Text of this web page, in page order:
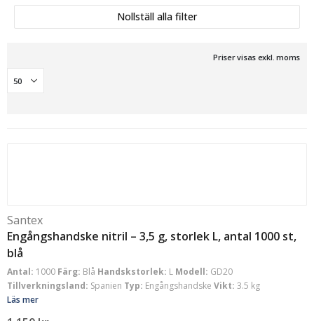
Nollställ alla filter
Priser visas exkl. moms
Santex
Engångshandske nitril – 3,5 g, storlek L, antal 1000 st,
blå
Antal: 1000 Färg: Blå Handskstorlek: L Modell: GD20
Tillverkningsland: Spanien Typ: Engångshandske Vikt: 3.5 kg
Läs mer